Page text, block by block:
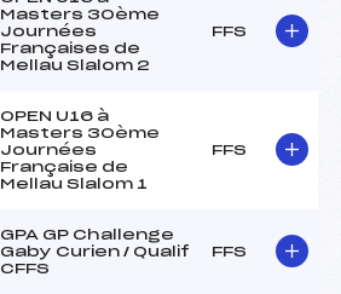
Masters 30ème
Journées
Françaises de
Mellau Slalom 2
FFS
OPEN U16 à
Masters 30ème
Journées
Française de
Mellau Slalom 1
FFS
GPA GP Challenge
Gaby Curien / Qualif
CFFS
FFS